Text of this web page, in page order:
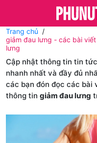
Trang chủ
giảm đau lưng - các bài
lưng
Cập nhật thông tin tin
nhanh nhất và đầy đủ
các bạn đón đọc các bài
thông tin giảm đau lưng